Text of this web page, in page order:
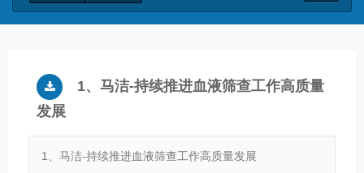
1、马洁-持续推进血液筛查工作高质量
发展
1、马洁-持续推进血液筛查工作高质量发展